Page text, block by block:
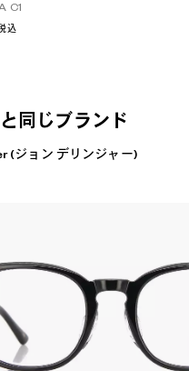
C1
込
同じブランド
(ジョン デリンジャー)